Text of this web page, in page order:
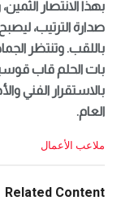
بهذا الانتصار
صدارة الترتيب،
باللقب. وتنتظر
بات الحلم قاب
بالاستقرار الفني
العام.
C
e
ملاعب الأعمال
Related Content